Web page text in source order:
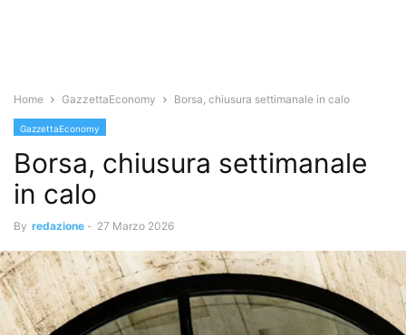
Home GazzettaEconomy Borsa, chiusura settimanale in calo
GazzettaEconomy
Borsa, chiusura settimanale
in calo
By redazione - 27 Marzo 2026